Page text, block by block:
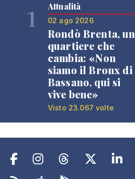
1 Attualità
02 ago 2026
Rondò Brenta, un
quartiere che
cambia: «Non
siamo il Bronx di
Bassano, qui si
vive bene»
Visto 23.067 volte